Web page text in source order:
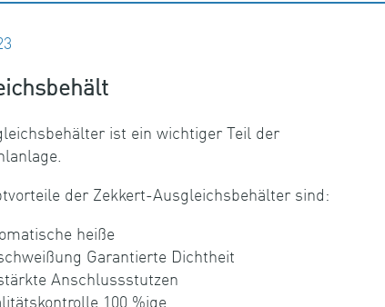
ist ein wichtiger Teil der
der Zekkert-Ausgleichsbehälter sind:
heiße
Garantierte Dichtheit
Anschlussstutzen
100 %ige